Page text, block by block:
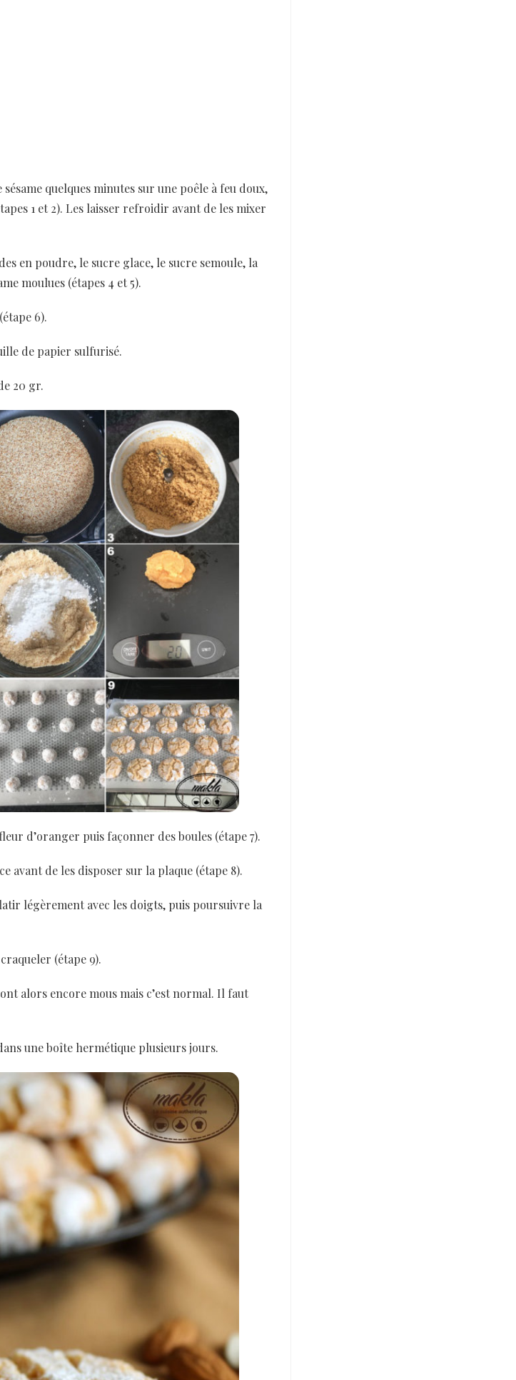
quelques minutes sur une poêle à feu doux,
1 et 2). Les laisser refroidir avant de les mixer
en poudre, le sucre glace, le sucre semoule, la
moulues (étapes 4 et 5).
6).
de papier sulfurisé.
20 gr.
d’oranger puis façonner des boules (étape 7).
avant de les disposer sur la plaque (étape 8).
légèrement avec les doigts, puis poursuivre la
(étape 9).
alors encore mous mais c’est normal. Il faut
une boîte hermétique plusieurs jours.